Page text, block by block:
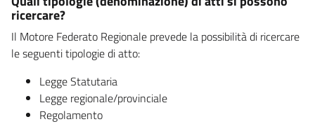
ricercare?
Il Motore Federato Regionale prevede la possibilità di ricercare
le seguenti tipologie di atto:
Legge Statutaria
Legge regionale/provinciale
Regolamento